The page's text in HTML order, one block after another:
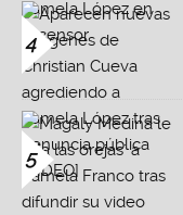
4
5